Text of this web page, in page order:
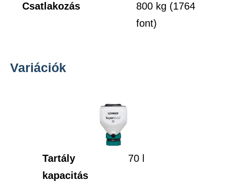
Csatlakozás
800 kg (1764
font)
Variációk
Tartály
kapacitás
70 l